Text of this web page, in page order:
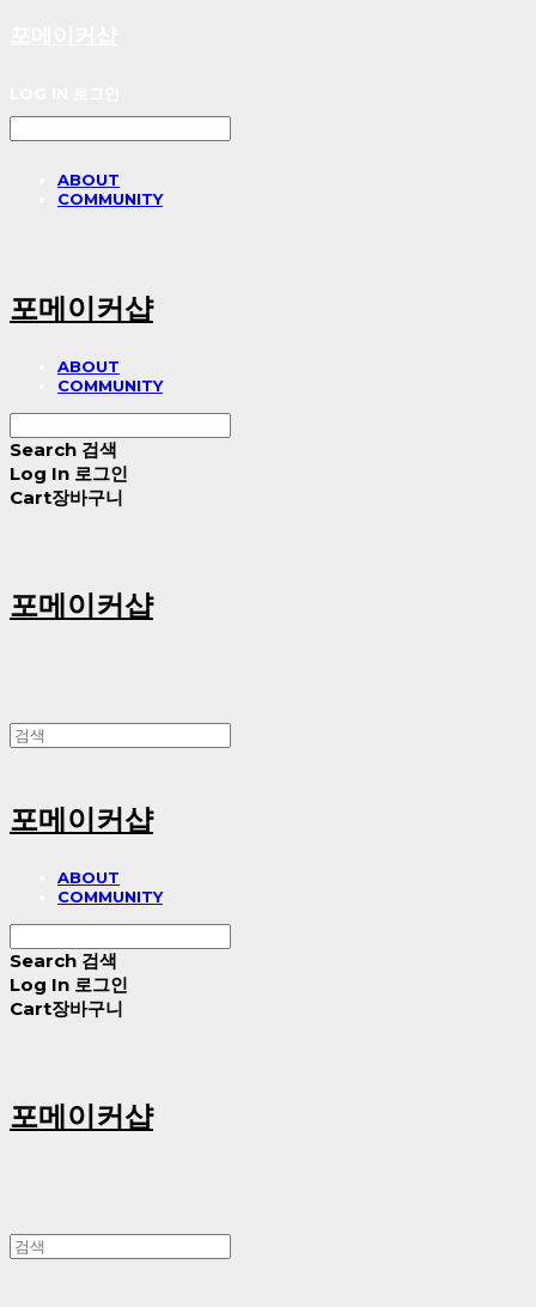
ABOUT
COMMUNITY
포메이커샵
ABOUT
COMMUNITY
Search 검색
Log In 로그인
Cart장바구니
포메이커샵
포메이커샵
ABOUT
COMMUNITY
Search 검색
Log In 로그인
Cart장바구니
포메이커샵